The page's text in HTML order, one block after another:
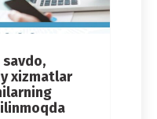
savdo,
xizmatlar